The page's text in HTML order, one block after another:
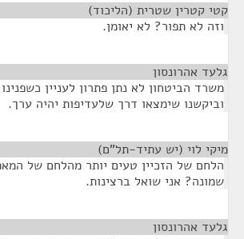
קטי קטרין שטרית (הליכוד)
וזה לא תפור? לא יאומן.
גלעד אהרונסון
משרד הביטחון לא נתן פתרון לעניין
וביקשנו שימצאו דרך שלעדיפות יהיה ערך.
מיקי לוי (יש עתיד-תל"ם)
הלחם של הזכיין טעים יותר מהלחם של
שמונה? אני שואל ברצינות.
גלעד אהרונסון